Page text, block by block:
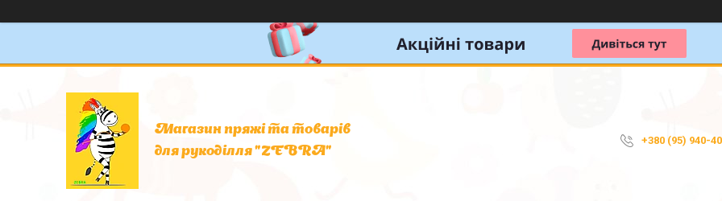
Магазин пряжі та товарів
для рукоділля "ZEBRA"
+380 (95) 940-